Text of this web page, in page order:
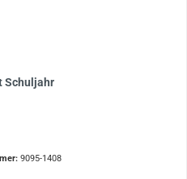
Schuljahr
9095-1408